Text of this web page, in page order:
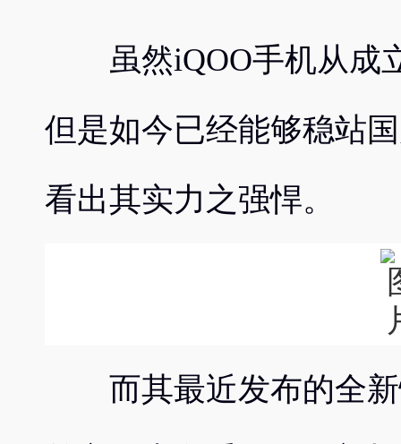
虽然iQOO手机从成
但是如今已经能够稳站
看出其实力之强悍。
而其最近发布的全新